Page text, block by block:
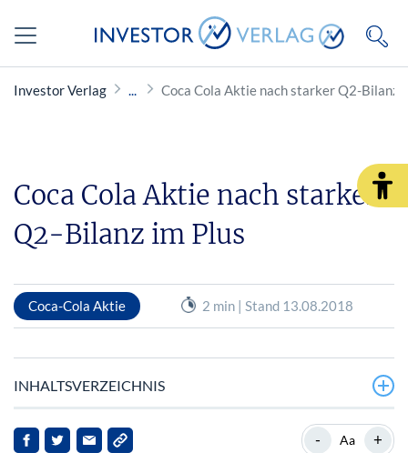
Investor Verlag Coca Cola Aktie nach starker Q2-Bilanz
Coca Cola Aktie nach starker
Q2-Bilanz im Plus
Coca-Cola Aktie 2 min | Stand 13.08.2018
INHALTSVERZEICHNIS
Starke Q2-Bilanz
- Aa +